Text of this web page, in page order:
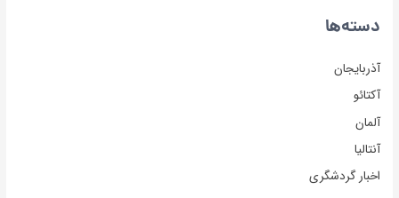
دسته‌ها
آذربایجان
آکتائو
آلمان
آنتالیا
اخبار گردشگری